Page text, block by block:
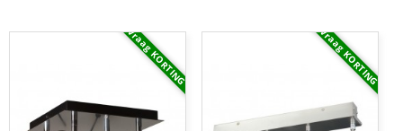
Vraag KORTING Vraag KORTING